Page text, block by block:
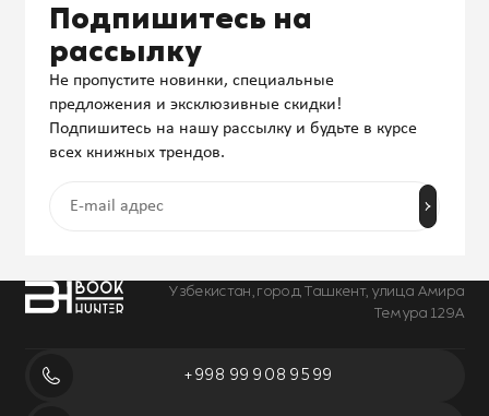
Узбекистан, город Ташкент, улица Амира
Темура 129А
+998 99 908 95 99
Подпишитесь на
рассылку
Не пропустите новинки, специальные
предложения и эксклюзивные скидки!
Подпишитесь на нашу рассылку и будьте в курсе
всех книжных трендов.